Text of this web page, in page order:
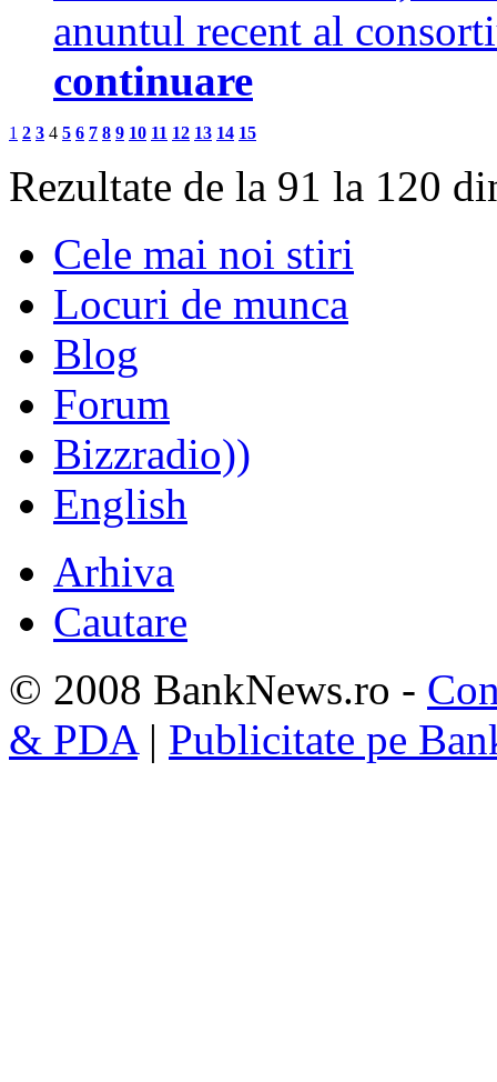
anuntul recent al
continuare
1 2 3 4 5 6 7 8 9 10 11 12 13 14 15
Rezultate de la 91 la 120
Cele mai noi stiri
Locuri de munca
Blog
Forum
Bizzradio))
English
Arhiva
Cautare
© 2008 BankNews.ro -
& PDA| Publicitate pe